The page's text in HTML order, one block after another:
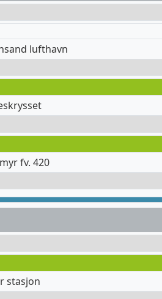
lufthavn
fv. 420
stasjon